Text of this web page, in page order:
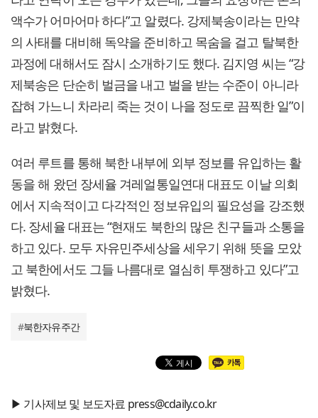
액수가 어마어마 하다”고 알렸다. 강제북송이라는 만약
의 사태를 대비해 독약을 준비하고 목숨을 걸고 탈북한
과정에 대해서도 잠시 소개하기도 했다. 김지영 씨는 “강
제북송은 단순히 벌금을 내고 벌을 받는 수준이 아니라
잡혀 가느니 차라리 죽는 것이 나을 정도로 끔찍한 일”이
라고 밝혔다.
여러 루트를 통해 북한 내부에 외부 정보를 유입하는 활
동을 해 왔던 장세율 겨레얼통일연대 대표도 이날 의회
에서 지속적이고 다각적인 정보유입의 필요성을 강조했
다. 장세율 대표는 “현재도 북한의 많은 친구들과 소통을
하고 있다. 모두 자유민주세상을 세우기 위해 뜻을 모았
고 북한에서도 그들 나름대로 열심히 투쟁하고 있다”고
밝혔다.
#북한자유주간
▶ 기사제보 및 보도자료 press@cdaily.co.kr